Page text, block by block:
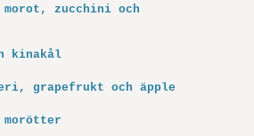
zucchini och
kinakål
grapefrukt och äpple
morötter